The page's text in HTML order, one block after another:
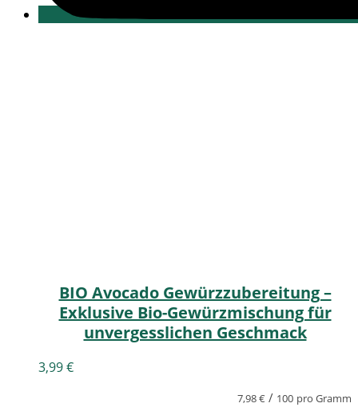
BIO Avocado Gewürzzubereitung –
Exklusive Bio-Gewürzmischung für
unvergesslichen Geschmack
3,99€
7,98€ / 100 pro Gramm